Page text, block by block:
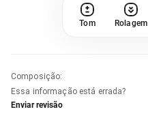
Tom Rolagem
Composição:
Essa informação está errada?
Enviar revisão